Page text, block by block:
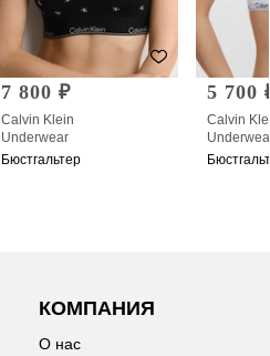
7 800 ₽
Calvin Klein
Underwear
Бюстгальтер
5 700
Calvin
КОМПАНИЯ
О нас